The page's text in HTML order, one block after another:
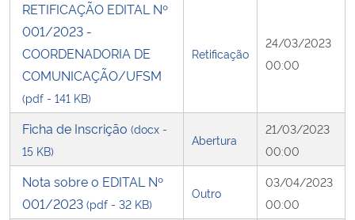
Secretaria-Geral
Secretaria de Governo
Banco Central do Brasil
RETIFICAÇÃO EDITAL Nº
001/2023 -
COORDENADORIA DE
COMUNICAÇÃO/UFSM
(pdf - 141 KB)
Retificação
24/03/2023
00:00
Ficha de Inscrição (docx -
15 KB)
Abertura
21/03/2023
00:00
Nota sobre o EDITAL Nº
001/2023 (pdf - 32 KB)
Outro
03/04/2023
00:00